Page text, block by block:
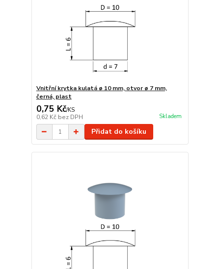
Vnitřní krytka kulatá ø 10 mm, otvor ø 7 mm,
černá, plast
0,75 Kč/KS
0,62 Kč bez DPH Skladem
Přidat do košíku